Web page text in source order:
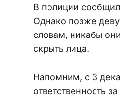
В полиции
Однако позже
словам, никабы
скрыть лица.
Напомним, с 3
ответственность